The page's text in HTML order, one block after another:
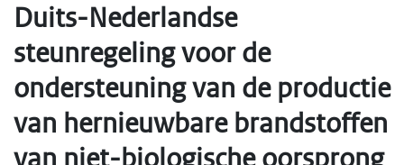
Duits-Nederlandse
steunregeling voor de
ondersteuning van de productie
van hernieuwbare brandstoffen
van niet-biologische oorsprong